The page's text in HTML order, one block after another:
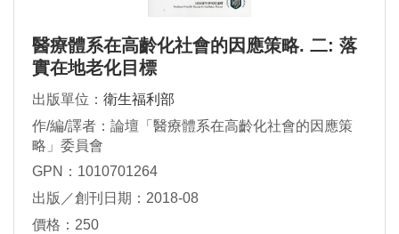
醫療體系在高齡化社會的因應策略. 二: 落
實在地老化目標
出版單位： 衛生福利部
作/編/譯者：論壇「醫療體系在高齡化社會的因應策
略」委員會
GPN：1010701264
出版／創刊日期：2018-08
價格：250